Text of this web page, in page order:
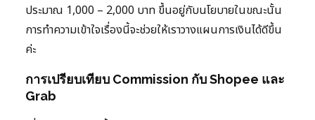
ประมาณ 1,000 – 2,000 บาท ขึ้นอยู่กับนโยบายในขณะนั้น
การทำความเข้าใจเรื่องนี้จะช่วยให้เราวางแผนการเงินได้ดีขึ้น
ค่ะ
การเปรียบเทียบ Commission กับ Shopee และ
Grab